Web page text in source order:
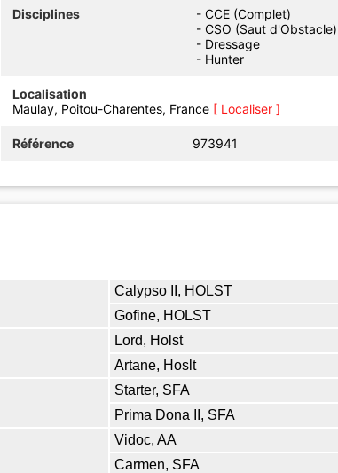
Disciplines
- CCE (Complet)
- CSO (Saut d'Obstacle)
- Dressage
- Hunter
Localisation
Maulay, Poitou-Charentes, France [ Localiser ]
Référence 973941
Calypso II, HOLST
Gofine, HOLST
Lord, Holst
Artane, Hoslt
Starter, SFA
Prima Dona II, SFA
Vidoc, AA
Carmen, SFA